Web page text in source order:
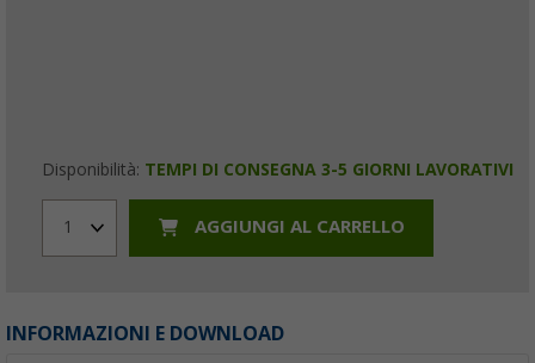
Disponibilità: TEMPI DI CONSEGNA 3-5 GIORNI LAVORATIVI
1 AGGIUNGI AL CARRELLO
INFORMAZIONI E DOWNLOAD